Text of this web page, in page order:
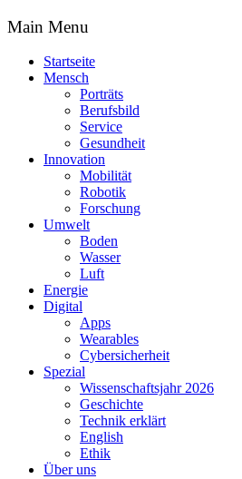
Main Menu
Startseite
Mensch
Porträts
Berufsbild
Service
Gesundheit
Innovation
Mobilität
Robotik
Forschung
Umwelt
Boden
Wasser
Luft
Energie
Digital
Apps
Wearables
Cybersicherheit
Spezial
Wissenschaftsjahr 2026
Geschichte
Technik erklärt
English
Ethik
Über uns